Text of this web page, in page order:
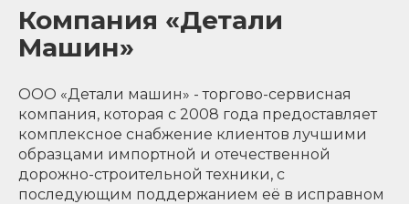
Компания «Детали
Машин»
ООО «Детали машин» - торгово-сервисная
компания, которая с 2008 года предоставляет
комплексное снабжение клиентов лучшими
образцами импортной и отечественной
дорожно-строительной техники, с
последующим поддержанием её в исправном